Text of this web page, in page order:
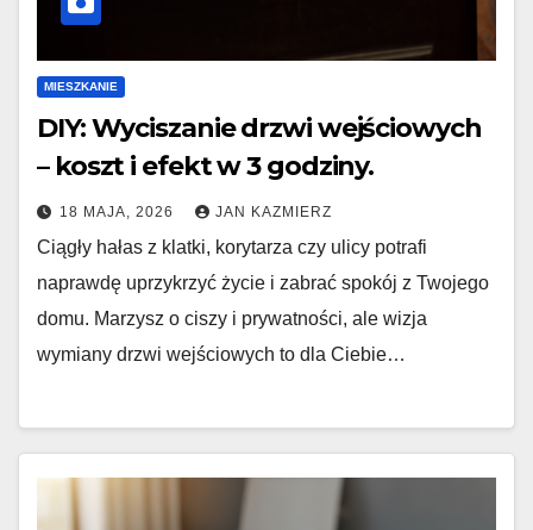
MIESZKANIE
DIY: Wyciszanie drzwi wejściowych
– koszt i efekt w 3 godziny.
18 MAJA, 2026 JAN KAZMIERZ
Ciągły hałas z klatki, korytarza czy ulicy potrafi
naprawdę uprzykrzyć życie i zabrać spokój z Twojego
domu. Marzysz o ciszy i prywatności, ale wizja
wymiany drzwi wejściowych to dla Ciebie…